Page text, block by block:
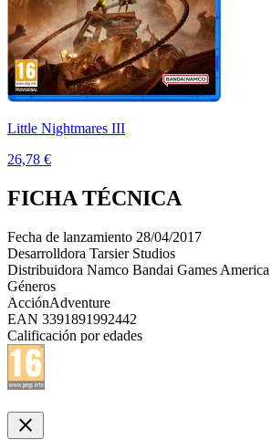
Little Nightmares III
26,78 €
FICHA TÉCNICA
Fecha de lanzamiento 28/04/2017
Desarrolldora Tarsier Studios
Distribuidora Namco Bandai Games America
Géneros
AcciónAdventure
EAN 3391891992442
Calificación por edades
close